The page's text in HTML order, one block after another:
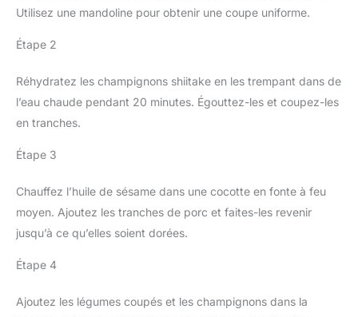
Utilisez une mandoline pour obtenir une coupe uniforme.
Étape 2
Réhydratez les champignons shiitake en les trempant dans de
l’eau chaude pendant 20 minutes. Égouttez-les et coupez-les
en tranches.
Étape 3
Chauffez l’huile de sésame dans une cocotte en fonte à feu
moyen. Ajoutez les tranches de porc et faites-les revenir
jusqu’à ce qu’elles soient dorées.
Étape 4
Ajoutez les légumes coupés et les champignons dans la